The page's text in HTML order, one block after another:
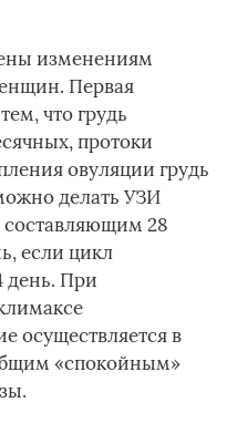
изменениям
Первая
что грудь
протоки
овуляции грудь
делать УЗИ
28
если цикл
день. При
осуществляется в
«спокойным»